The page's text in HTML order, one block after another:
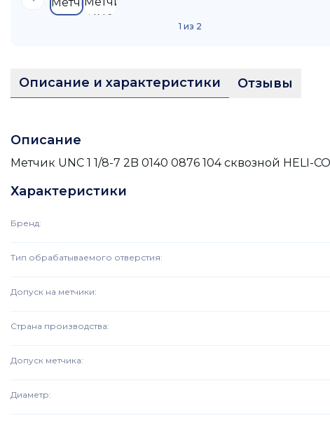
1 из 2
Описание и характеристики Отзывы
Описание
Метчик UNC 1 1/8-7 2B 0140 0876 104 сквозной HELI-
Характеристики
Бренд:
Тип обрабатываемого отверстия:
Допуск на метчики:
Страна производства:
Допуск метчика:
Диаметр: